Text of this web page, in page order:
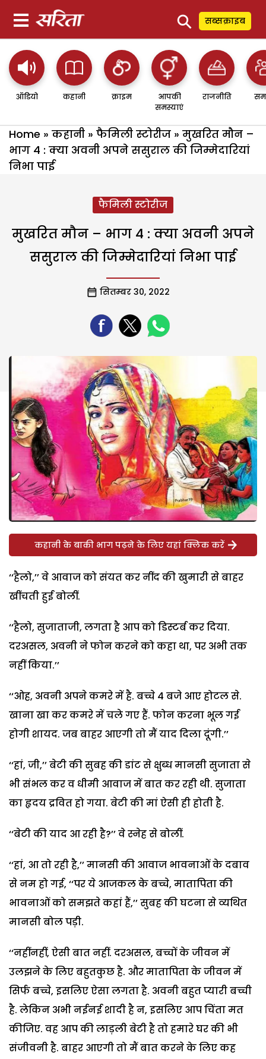
⚲ सब्सक्राइब
ऑडियो कहानी क्राइम
आपकी
समस्याएं
राजनीति
Home » कहानी » फैमिली स्टोरीज » मुखरित मौन –
भाग 4 : क्या अवनी अपने ससुराल की जिम्मेदारियां
निभा पाई
फैमिली स्टोरीज
मुखरित मौन – भाग 4 : क्या अवनी अपने
ससुराल की जिम्मेदारियां निभा पाई
सितम्बर 30, 2022
कहानी के बाकी भाग पढ़ने के लिए यहां क्लिक करें
‘‘हैलो,’’ वे आवाज को संयत कर नींद की खुमारी से बाहर
खींचती हुई बोलीं.
‘‘हैलो, सुजाताजी, लगता है आप को डिस्टर्ब कर दिया.
दरअसल, अवनी ने फोन करने को कहा था, पर अभी तक
नहीं किया.’’
‘‘ओह, अवनी अपने कमरे में है. बच्चे 4 बजे आए होटल से.
खाना खा कर कमरे में चले गए हैं. फोन करना भूल गई
होगी शायद. जब बाहर आएगी तो मैं याद दिला दूंगी.’’
‘‘हां, जी,’’ बेटी की सुबह की डांट से क्षुब्ध मानसी सुजाता से
भी संभल कर व धीमी आवाज में बात कर रही थी. सुजाता
का हृदय द्रवित हो गया. बेटी की मां ऐसी ही होती है.
‘‘बेटी की याद आ रही है?’’ वे स्नेह से बोलीं.
‘‘हां, आ तो रही है,’’ मानसी की आवाज भावनाओं के दबाव
से नम हो गई, ‘‘पर ये आजकल के बच्चे, मातापिता की
भावनाओं को समझते कहां हैं,’’ सुबह की घटना से व्यथित
मानसी बोल पड़ी.
‘‘नहींनहीं, ऐसी बात नहीं. दरअसल, बच्चों के जीवन में
उलझने के लिए बहुतकुछ है. और मातापिता के जीवन में
सिर्फ बच्चे, इसलिए ऐसा लगता है. अवनी बहुत प्यारी बच्ची
है. लेकिन अभी नईनई शादी है न, इसलिए आप चिंता मत
कीजिए. वह आप की लाड़ली बेटी है तो हमारे घर की भी
संजीवनी है. बाहर आएगी तो मैं बात करने के लिए कह